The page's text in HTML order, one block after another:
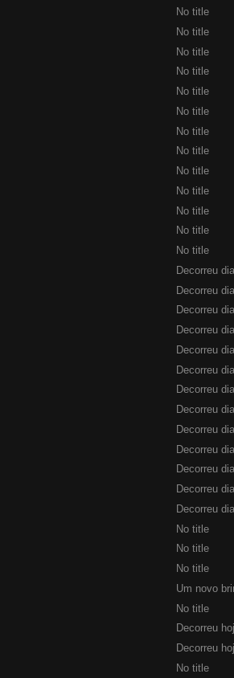
No title
No title
No title
No title
No title
No title
No title
No title
No title
No title
No title
No title
No title
Decorreu
Decorreu
Decorreu
Decorreu
Decorreu
Decorreu
Decorreu
Decorreu
Decorreu
Decorreu
Decorreu
Decorreu
Decorreu
No title
No title
No title
Um novo
No title
Decorreu
Decorreu
No title